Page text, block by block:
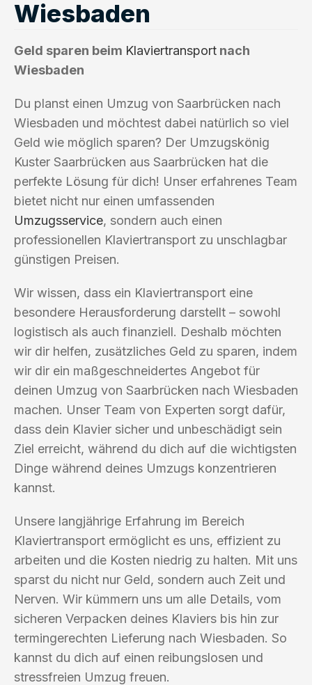
Wiesbaden
Geld sparen beim Klaviertransport nach
Wiesbaden
Du planst einen Umzug von Saarbrücken nach
Wiesbaden und möchtest dabei natürlich so viel
Geld wie möglich sparen? Der Umzugskönig
Kuster Saarbrücken aus Saarbrücken hat die
perfekte Lösung für dich! Unser erfahrenes Team
bietet nicht nur einen umfassenden
Umzugsservice, sondern auch einen
professionellen Klaviertransport zu unschlagbar
günstigen Preisen.
Wir wissen, dass ein Klaviertransport eine
besondere Herausforderung darstellt – sowohl
logistisch als auch finanziell. Deshalb möchten
wir dir helfen, zusätzliches Geld zu sparen, indem
wir dir ein maßgeschneidertes Angebot für
deinen Umzug von Saarbrücken nach Wiesbaden
machen. Unser Team von Experten sorgt dafür,
dass dein Klavier sicher und unbeschädigt sein
Ziel erreicht, während du dich auf die wichtigsten
Dinge während deines Umzugs konzentrieren
kannst.
Unsere langjährige Erfahrung im Bereich
Klaviertransport ermöglicht es uns, effizient zu
arbeiten und die Kosten niedrig zu halten. Mit uns
sparst du nicht nur Geld, sondern auch Zeit und
Nerven. Wir kümmern uns um alle Details, vom
sicheren Verpacken deines Klaviers bis hin zur
termingerechten Lieferung nach Wiesbaden. So
kannst du dich auf einen reibungslosen und
stressfreien Umzug freuen.